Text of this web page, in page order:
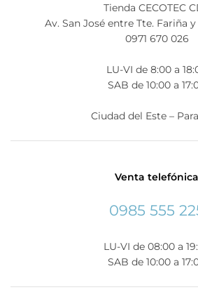
Tienda CECOTEC
Av. San José entre Tte. Fariña
0971 670 026
LU-VI de 8:00 a
SAB de 10:00 a
Ciudad del Este –
Venta telefónica
0985 555
LU-VI de 08:00 a
SAB de 10:00 a